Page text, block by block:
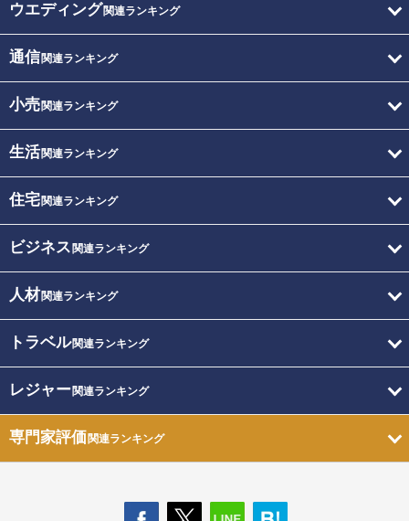
ウエディング関連ランキング
通信関連ランキング
小売関連ランキング
生活関連ランキング
住宅関連ランキング
ビジネス 関連ランキング
人材関連ランキング
トラベル関連ランキング
レジャー関連ランキング
専門家評価関連ランキング